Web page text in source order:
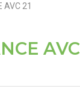
21
AVC